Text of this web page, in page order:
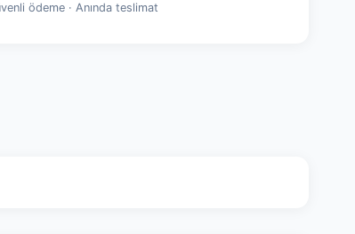
ödeme · Anında teslimat